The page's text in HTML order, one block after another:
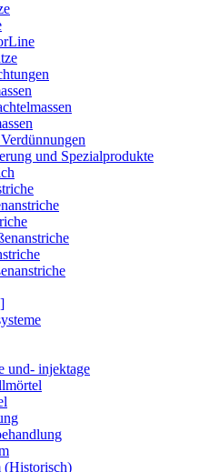
und Spezialprodukte
und- injektage
(Historisch)